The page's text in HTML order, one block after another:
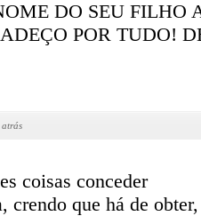
DO SEU FILHO
POR TUDO!
atrás
coisas conceder
crendo que há de obter,